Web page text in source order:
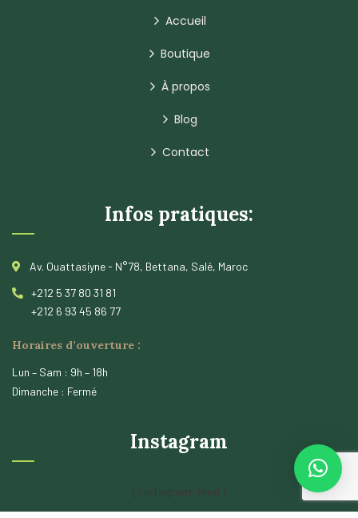
Accueil
Boutique
À propos
Blog
Contact
Infos pratiques:
Av. Ouattasiyne - N°78, Bettana, Salé, Maroc
+212 5 37 80 31 81
+212 6 93 45 86 77
Horaires d’ouverture :
Lun – Sam : 9h – 18h
Dimanche : Fermé
Instagram